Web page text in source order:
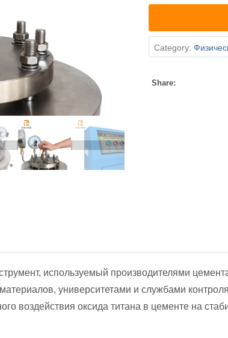
Category:
Share:
используемый производителями
университетами и службами
воздействия оксида титана в цементе на